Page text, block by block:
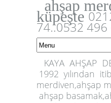
ahşap
küpeşte
74..0532 496
KAYA AHŞAP
1992 yılından
merdiven,ahşap
ahşap basamak,